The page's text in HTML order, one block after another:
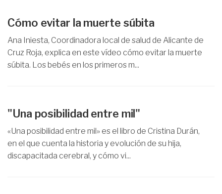
Cómo evitar la muerte súbita
Ana Iniesta, Coordinadora local de salud de Alicante de
Cruz Roja, explica en este vídeo cómo evitar la muerte
súbita. Los bebés en los primeros m...
"Una posibilidad entre mil"
«Una posibilidad entre mil» es el libro de Cristina Durán,
en el que cuenta la historia y evolución de su hija,
discapacitada cerebral, y cómo vi...